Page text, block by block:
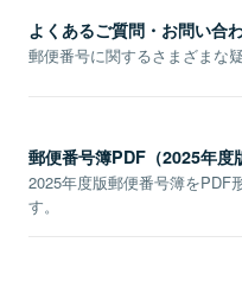
よくあるご質問・お問い合
郵便番号に関するさまざまな
郵便番号簿PDF（2025年度
2025年度版郵便番号簿をPDF
す。